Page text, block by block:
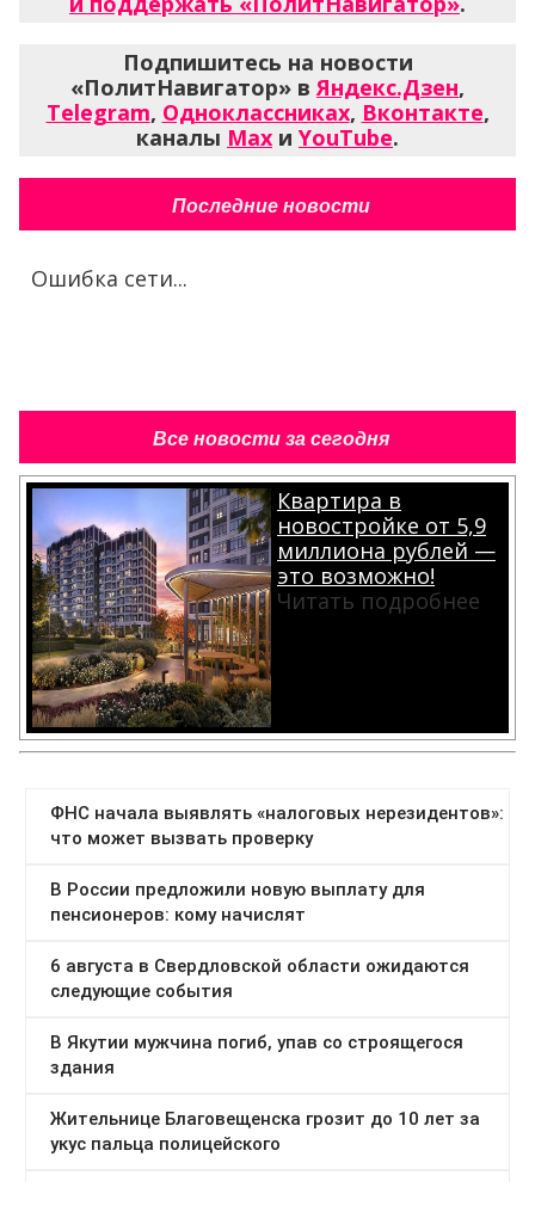
Подпишитесь на новости
«ПолитНавигатор» в Яндекс.Дзен,
Telegram, Одноклассниках, Вконтакте,
каналы Max и YouTube.
Последние новости
Ошибка сети...
Все новости за сегодня
Квартира в
новостройке от 5,9
миллиона рублей —
это возможно!
Читать подробнее